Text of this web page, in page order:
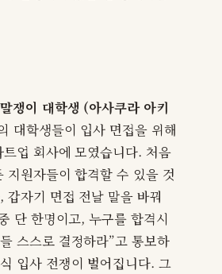
쟁이 대학생 (아사쿠라 아키
대학생들이 입사 면접을 위해
업 회사에 모였습니다. 처음
지원자들이 합격할 수 있을 것
갑자기 면접 전날 말을 바꿔
단 한명이고, 누구를 합격시
스스로 결정하라”고 통보하
입사 전쟁이 벌어집니다. 그